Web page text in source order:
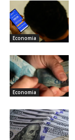
Economia
Economia